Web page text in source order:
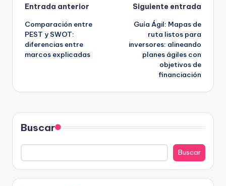
Navegación
de
entradas
Entrada anterior
Comparación entre
PEST y SWOT:
diferencias entre
marcos explicadas
Siguiente entrada
Guía Ágil: Mapas de
ruta listos para
inversores: alineando
planes ágiles con
objetivos de
financiación
Buscar
Buscar